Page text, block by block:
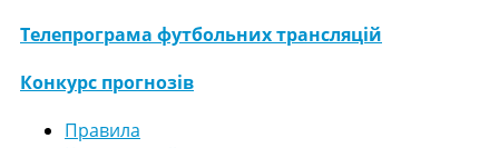
Телепрограма футбольних трансляцій
Конкурс прогнозів
Правила